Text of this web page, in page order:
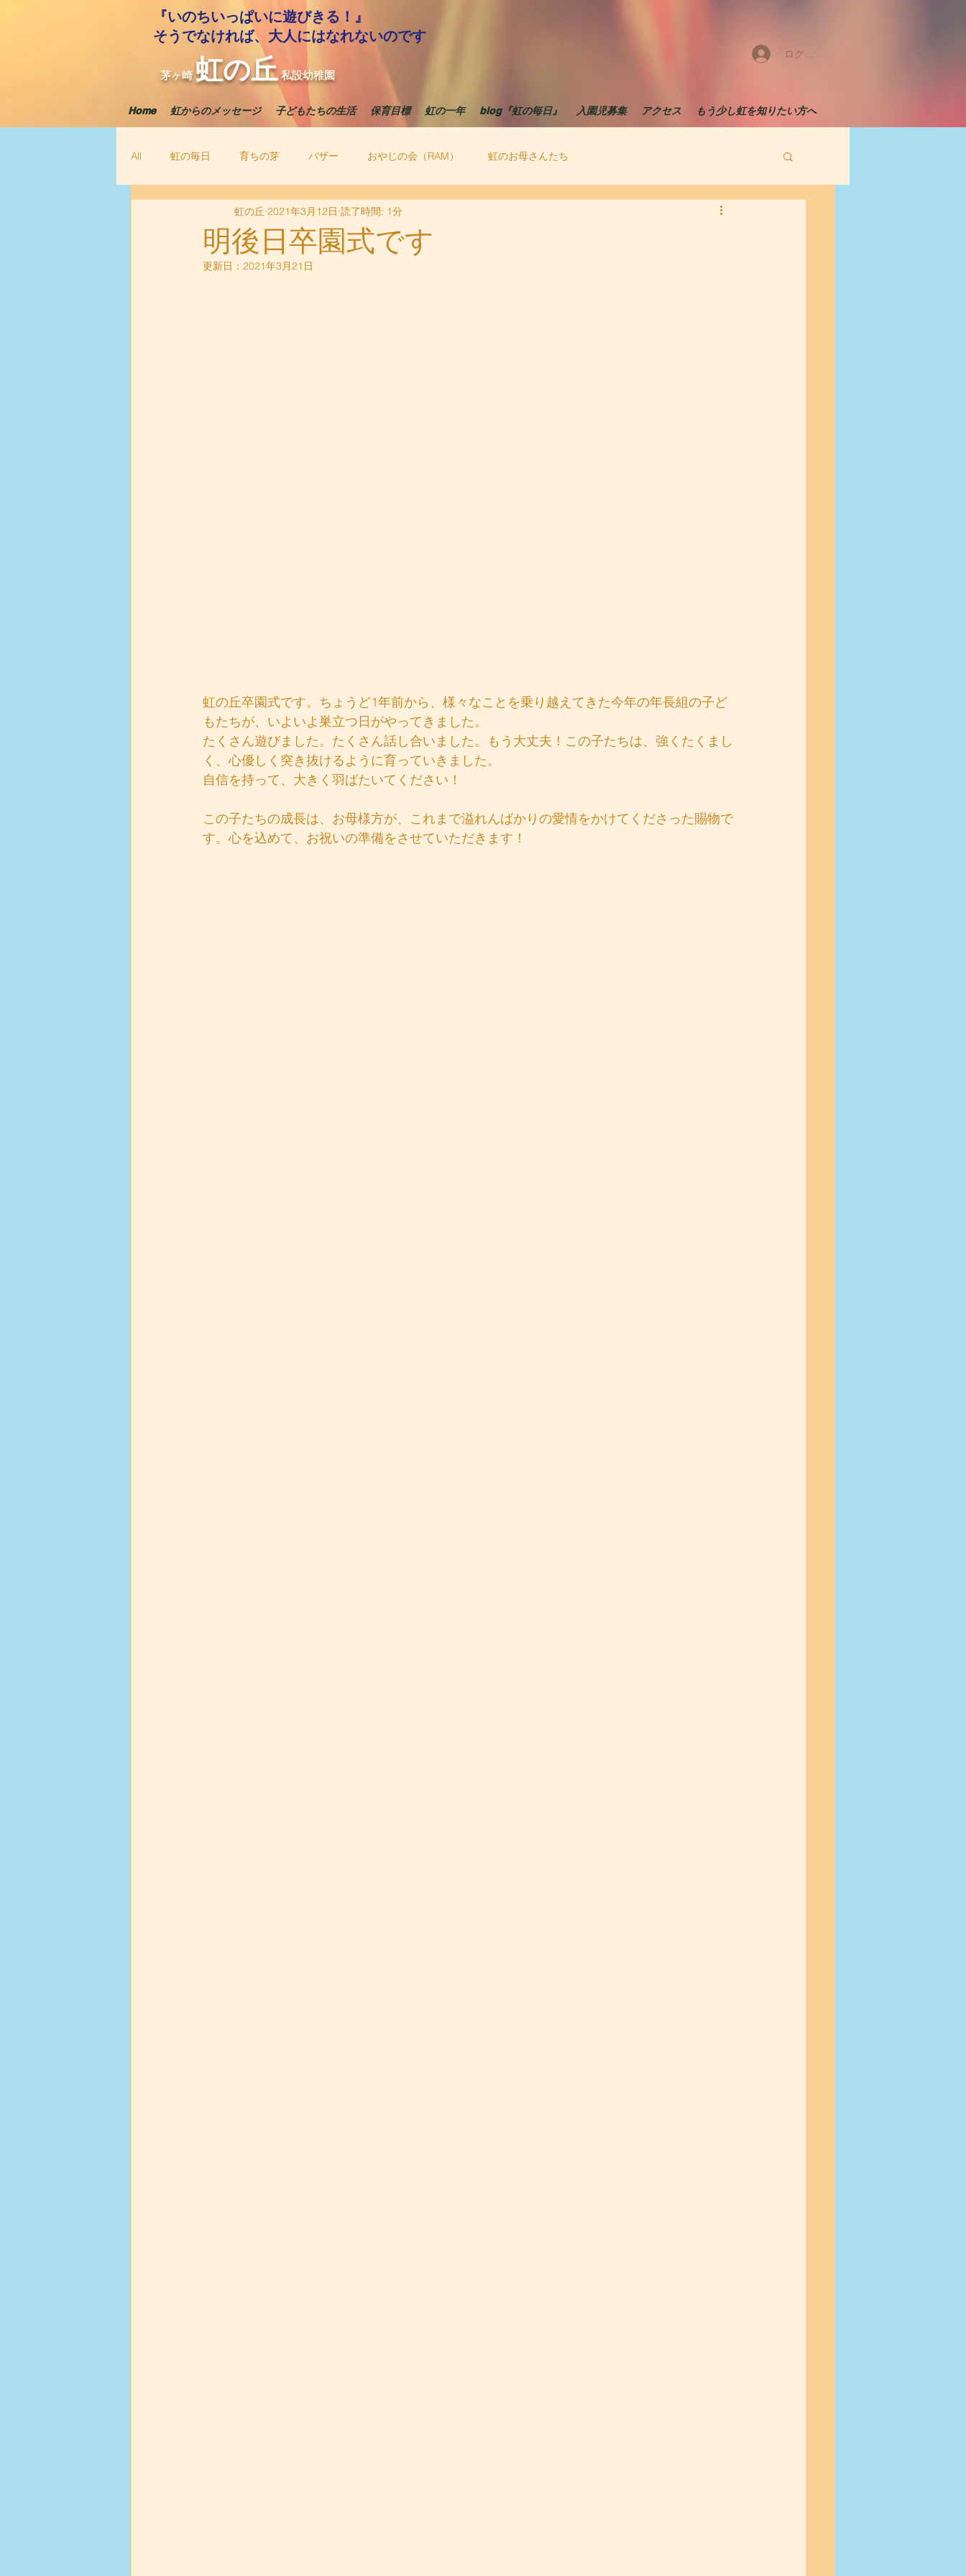
『いのちいっぱいに遊びきる！』
​そうでなければ、大人にはなれないのです
茅ヶ崎 虹の丘 私設幼稚園
Home 虹からのメッセージ 子どもたちの生活 保育目標 虹の一年 blog『虹の毎日』 入園児募集 アクセス もう少し虹を知りたい方へ
ログイン
All 虹の毎日 育ちの芽 バザー おやじの会（RAM） 虹のお母さんたち
明後日卒園式です
虹の丘 2021年3月12日 読了時間: 1分
更新日： 2021年3月21日
虹の丘卒園式です。ちょうど1年前から、様々なことを乗り越えてきた今年の年長組の子ど
もたちが、いよいよ巣立つ日がやってきました。
たくさん遊びました。たくさん話し合いました。もう大丈夫！この子たちは、強くたくまし
く、心優しく突き抜けるように育っていきました。
自信を持って、大きく羽ばたいてください！
この子たちの成長は、お母様方が、これまで溢れんばかりの愛情をかけてくださった賜物で
す。心を込めて、お祝いの準備をさせていただきます！